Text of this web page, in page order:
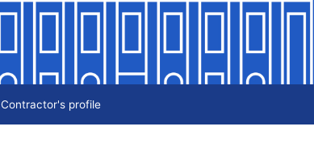
Contractor's profile